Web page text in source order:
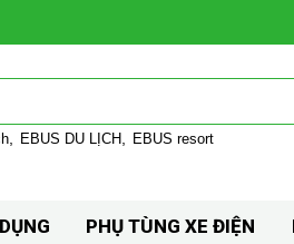
EBUS DU LỊCH EBUS resort
PHỤ TÙNG XE ĐIỆN